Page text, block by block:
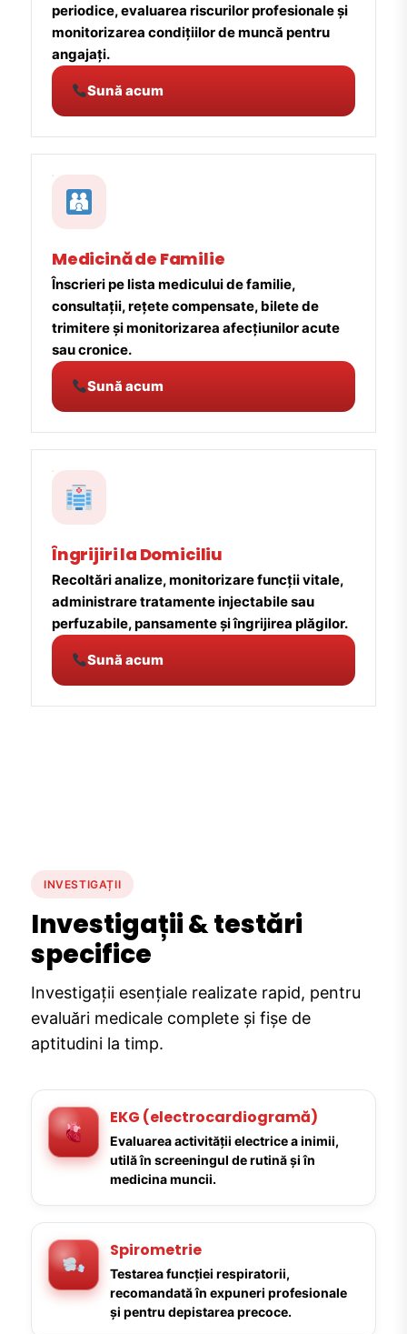
periodice, evaluarea riscurilor profesionale și
monitorizarea condițiilor de muncă pentru
angajați.
Sună acum
Medicină de Familie
Înscrieri pe lista medicului de familie,
consultații, rețete compensate, bilete de
trimitere și monitorizarea afecțiunilor acute
sau cronice.
Sună acum
Îngrijiri la Domiciliu
Recoltări analize, monitorizare funcții vitale,
administrare tratamente injectabile sau
perfuzabile, pansamente și îngrijirea plăgilor.
Sună acum
INVESTIGAȚII
Investigații & testări
specifice
Investigații esențiale realizate rapid, pentru
evaluări medicale complete și fișe de
aptitudini la timp.
EKG (electrocardiogramă)
Evaluarea activității electrice a inimii,
utilă în screeningul de rutină și în
medicina muncii.
Spirometrie
Testarea funcției respiratorii,
recomandată în expuneri profesionale
și pentru depistarea precoce.